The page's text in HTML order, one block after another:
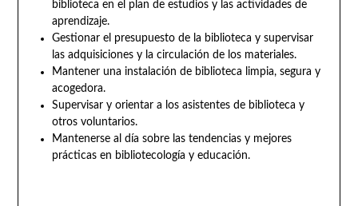
biblioteca en el plan de estudios y las actividades de
aprendizaje.
Gestionar el presupuesto de la biblioteca y supervisar
las adquisiciones y la circulación de los materiales.
Mantener una instalación de biblioteca limpia, segura y
acogedora.
Supervisar y orientar a los asistentes de biblioteca y
otros voluntarios.
Mantenerse al día sobre las tendencias y mejores
prácticas en bibliotecología y educación.